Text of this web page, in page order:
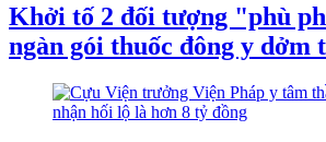
Khởi tố 2 đối tượng "phù
ngàn gói thuốc đông y dởm